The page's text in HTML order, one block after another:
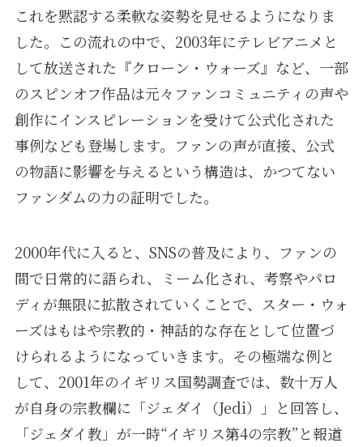
これを黙認する柔軟な姿勢を見せるようになりま
した。この流れの中で、2003年にテレビアニメと
して放送された『クローン・ウォーズ』など、一部
のスピンオフ作品は元々ファンコミュニティの声や
創作にインスピレーションを受けて公式化された
事例なども登場します。ファンの声が直接、公式
の物語に影響を与えるという構造は、かつてない
ファンダムの力の証明でした。
2000年代に入ると、SNSの普及により、ファンの
間で日常的に語られ、ミーム化され、考察やパロ
ディが無限に拡散されていくことで、スター・ウォ
ーズはもはや宗教的・神話的な存在として位置づ
けられるようになっていきます。その極端な例と
して、2001年のイギリス国勢調査では、数十万人
が自身の宗教欄に「ジェダイ（Jedi）」と回答し、
「ジェダイ教」が一時“イギリス第4の宗教”と報道